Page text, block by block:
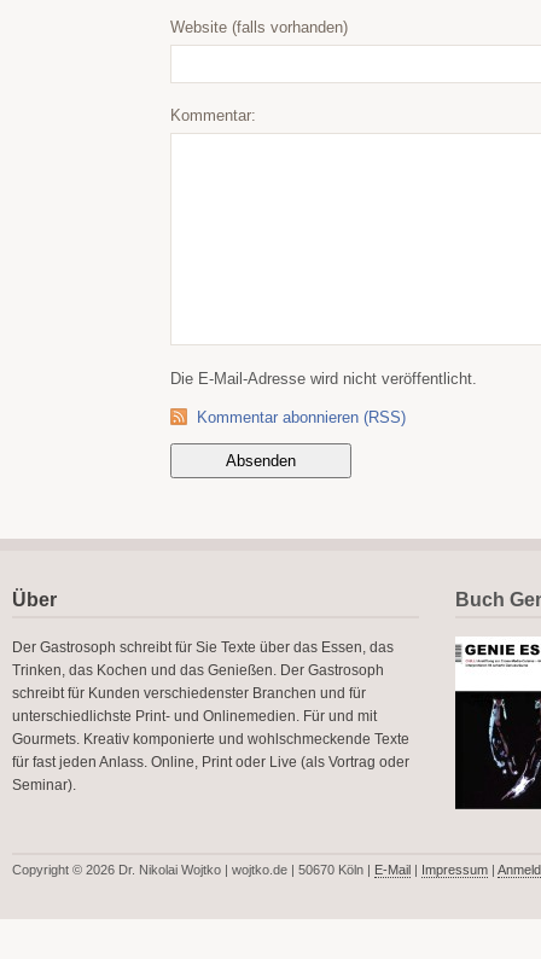
Website (falls vorhanden)
Kommentar:
Die E-Mail-Adresse wird nicht veröffentlicht.
Kommentar abonnieren (RSS)
Über
Der Gastrosoph schreibt für Sie Texte über das Essen, das
Trinken, das Kochen und das Genießen. Der Gastrosoph
schreibt für Kunden verschiedenster Branchen und für
unterschiedlichste Print- und Onlinemedien. Für und mit
Gourmets. Kreativ komponierte und wohlschmeckende Texte
für fast jeden Anlass. Online, Print oder Live (als Vortrag oder
Seminar).
Buch
Copyright © 2026 Dr. Nikolai Wojtko | wojtko.de | 50670 Köln | E-Mail | Impressum |